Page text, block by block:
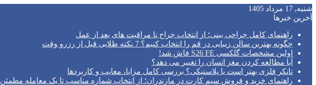
شنبه, 17 مرداد 1405
آخرین خبرها
راهنمای کامل جراحی بینی؛ از انتخاب جراح تا مراقبت های بعد از عمل
چگونه بهترین سالن زیبایی در قم را انتخاب کنیم؟ 7 نکته طلایی قبل از رزرو وقت
اولین مشخصات گلکسی S26 FE فاش شد!
آیا مطالعه کردن مغز انسان را تغییر می‌ دهد؟
تانکر فلزی بهتر است یا پلاستیکی؟ بررسی کامل مزایا، معایب و کاربردها
راهنمای خرید و فروش سیم کارت در مازندران؛ از انتخاب شماره مناسب تا یک معامله مطمئن